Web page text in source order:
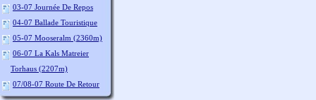
03-07 Journée De Repos
04-07 Ballade Touristique
05-07 Mooseralm (2360m)
06-07 La Kals Matreier
Torhaus (2207m)
07/08-07 Route De Retour